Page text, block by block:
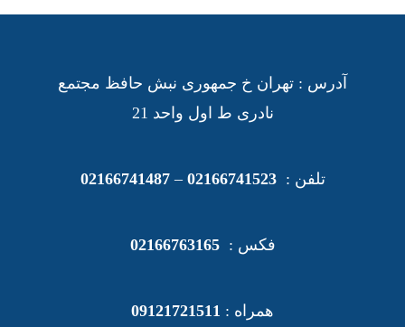
آدرس : تهران خ جمهوری نبش حافظ مجتمع
نادری ط اول واحد 21
تلفن :02166741523
–
02166741487
فکس :02166763165
همراه : 09121721511